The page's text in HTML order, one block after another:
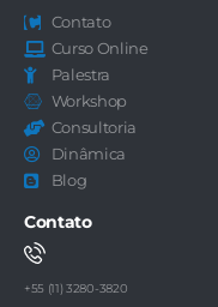
Contato
+55 (11) 3280-3820
Contato
Curso Online
Palestra
Workshop
Consultoria
Dinâmica
Blog